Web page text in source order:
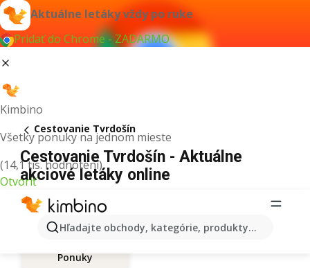
Aktuálne letáky vždy po ruke
Pridať do Chrome - ZADARMO
Kimbino
Všetky ponuky na jednom mieste
(14,1 tis. hodnotení)
Otvoriť
Hľadajte obchody, kategórie, produkty...
Cestovanie Tvrdošín
Cestovanie Tvrdošín - Aktuálne
akciové letáky online
Ponuky